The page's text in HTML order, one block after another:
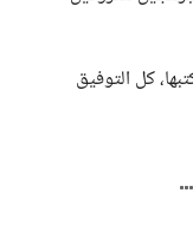
كل التوفيق